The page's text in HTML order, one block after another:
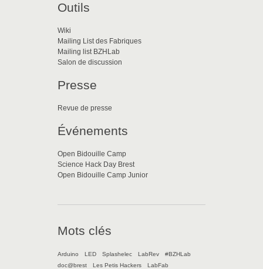
Outils
Wiki
Mailing List des Fabriques
Mailing list BZHLab
Salon de discussion
Presse
Revue de presse
Événements
Open Bidouille Camp
Science Hack Day Brest
Open Bidouille Camp Junior
Mots clés
Arduino LED Splashelec LabRev
#BZHLab
doc@brest
Les Petis Hackers
LabFab